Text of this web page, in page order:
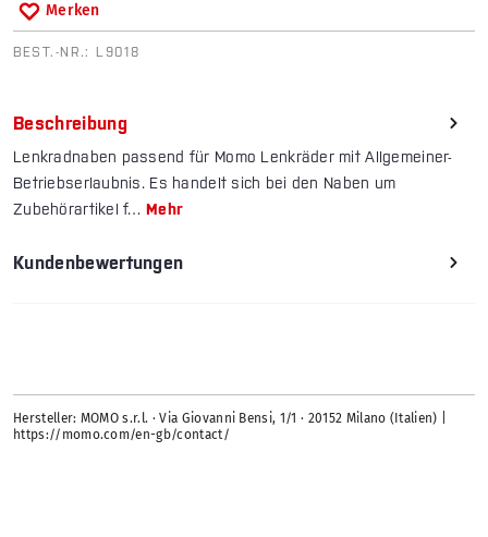
Merken
BEST.-NR.: L9018
Beschreibung
Lenkradnaben passend für Momo Lenkräder mit Allgemeiner-
Betriebserlaubnis. Es handelt sich bei den Naben um
Zubehörartikel f…Mehr
Kundenbewertungen
Hersteller: MOMO s.r.l. · Via Giovanni Bensi, 1/1 · 20152 Milano (Italien) |
https://momo.com/en-gb/contact/